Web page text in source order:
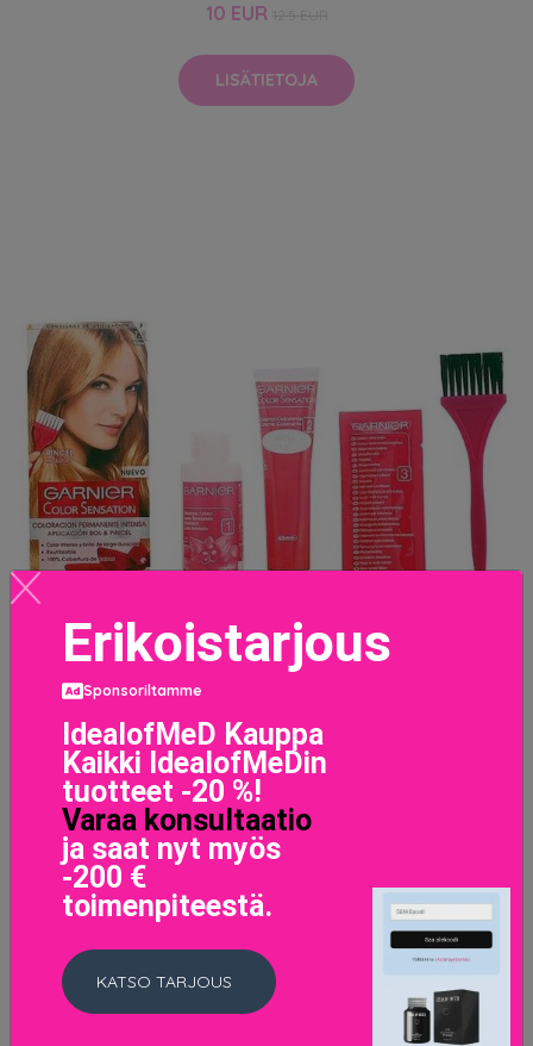
10 EUR
LISÄTIETOJA
Pysyvä väriaine Color Sensation Garnier Blonde
11.9 EUR
LISÄTIETOJA
Erikoistarjous
Sponsoriltamme
IdealofMeD Kauppa
Kaikki IdealofMeDin
tuotteet -20 %!
Varaa konsultaatio
ja saat nyt myös
-200 €
toimenpiteestä.
KATSO TARJOUS